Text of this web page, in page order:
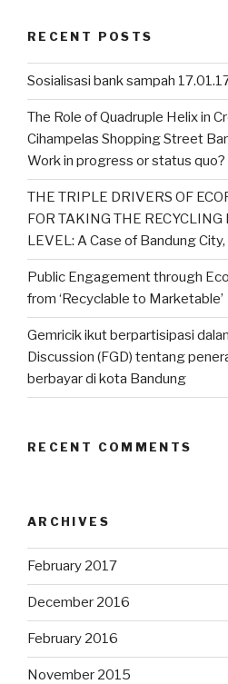
RECENT POSTS
Sosialisasi bank sampah
The Role of Quadruple Helix in
Cihampelas Shopping Street
Work in progress or status quo?
THE TRIPLE DRIVERS OF
FOR TAKING THE
LEVEL: A Case of Bandung
Public Engagement through
from ‘Recyclable to Marketable’
Gemricik ikut berpartisipasi
Discussion (FGD) tentang
berbayar di kota Bandung
RECENT COMMENTS
ARCHIVES
February 2017
December 2016
February 2016
November 2015